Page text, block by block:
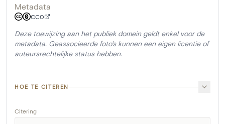
Metadata
CC0
Deze toewijzing aan het publiek domein geldt enkel voor de
metadata. Geassocieerde foto's kunnen een eigen licentie of
auteursrechtelijke status hebben.
HOE TE CITEREN
Citering